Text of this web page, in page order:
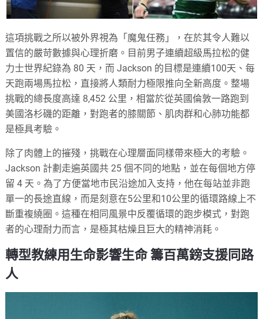
這項挑戰之所以被外界視為「魔鬼任務」，在於其令人難以
置信的嚴苛數據與心理折磨。目前男子連續超級馬拉松的健
力士世界紀錄為 80 天，而 Jackson 的目標是連續100天、每
天跑兩場馬拉松，直接將人類耐力極限推向全新高度。整場
挑戰的總長度高達 8,452 公里，相當於從英國倫敦一路跑到
美國洛杉磯的距離，對跑者的膝關節、肌肉群和心肺功能都
是極具考驗。
除了肉體上的摧殘，挑戰在心理層面同樣帶來極大的考驗。
Jackson 計劃走遍英國共 25 個不同的地點，並在每個地方停
留 4 天。為了方便當地市民沿途加入支持，他在每站並非跑
單一的長途直線，而是刻意在5公里和10公里的循環路線上不
斷重複繞圈。這種在相同風景中反覆循環的跑步模式，對跑
者的心理耐力而言，是極其枯燥且巨大的精神消耗。
轉型教練用生命影響生命 籌百萬鎊支援同路
人